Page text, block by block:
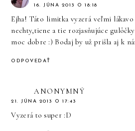
16. JÚNA 2013 O 18:18
Ejha! Táto limitka vyzerá veľmi
nechty,tiene a tie rozjasňujúce
moc dobre :) Bodaj by už prišla aj k
ODPOVEDAŤ
ANONYMNÝ
21. JÚNA 2013 O 17:43
Vyzerá to super :D